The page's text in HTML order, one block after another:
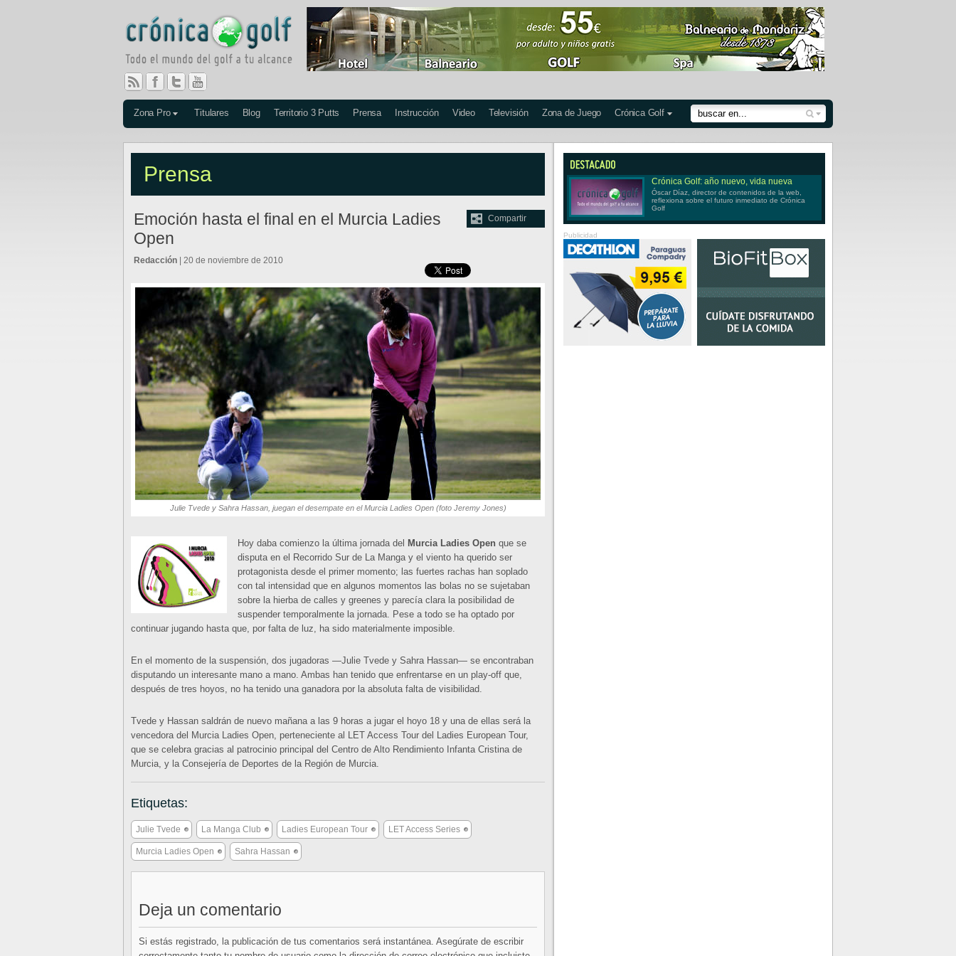
Zona Pro Titulares Blog Territorio 3 Putts Prensa Instrucción Video Televisión Zona de Juego Crónica Golf
Prensa
Compartir
Emoción hasta el final en el Murcia Ladies
Open
Redacción | 20 de noviembre de 2010
Julie Tvede y Sahra Hassan, juegan el desempate en el Murcia Ladies Open (foto Jeremy Jones)
Hoy daba comienzo la última jornada del Murcia Ladies Open que se
disputa en el Recorrido Sur de La Manga y el viento ha querido ser
protagonista desde el primer momento; las fuertes rachas han soplado
con tal intensidad que en algunos momentos las bolas no se sujetaban
sobre la hierba de calles y greenes y parecía clara la posibilidad de
suspender temporalmente la jornada. Pese a todo se ha optado por
continuar jugando hasta que, por falta de luz, ha sido materialmente imposible.
En el momento de la suspensión, dos jugadoras —Julie Tvede y Sahra Hassan— se encontraban
disputando un interesante mano a mano. Ambas han tenido que enfrentarse en un play-off que,
después de tres hoyos, no ha tenido una ganadora por la absoluta falta de visibilidad.
Tvede y Hassan saldrán de nuevo mañana a las 9 horas a jugar el hoyo 18 y una de ellas será la
vencedora del Murcia Ladies Open, perteneciente al LET Access Tour del Ladies European Tour,
que se celebra gracias al patrocinio principal del Centro de Alto Rendimiento Infanta Cristina de
Murcia, y la Consejería de Deportes de la Región de Murcia.
Etiquetas:
Julie Tvede La Manga Club Ladies European Tour LET Access Series
Murcia Ladies Open Sahra Hassan
Deja un comentario
Si estás registrado, la publicación de tus comentarios será instantánea. Asegúrate de escribir
Crónica Golf: año nuevo, vida nueva
Óscar Díaz, director de contenidos de la web,
reflexiona sobre el futuro inmediato de Crónica
Golf
Publicidad